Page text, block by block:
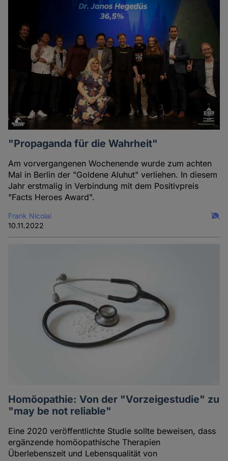
"Propaganda für die Wahrheit"
Am vorvergangenen Wochenende wurde zum achten
Mal in Berlin der "Goldene Aluhut" verliehen. In diesem
Jahr erstmalig in Verbindung mit dem Positivpreis
"Facts Heroes Award".
Frank Nicolai
10.11.2022
Homöopathie: Von der "Vorzeigestudie" zu
"may be not reliable"
Eine 2020 veröffentlichte Studie sollte beweisen, dass
ergänzende homöopathische Therapien
Überlebenszeit und Lebensqualität von